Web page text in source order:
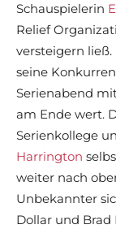
Schauspielerin
Relief
versteigern
seine
Serienabend
am Ende wert.
Serienkollege
Harrington
weiter nach
Unbekannter
Dollar und